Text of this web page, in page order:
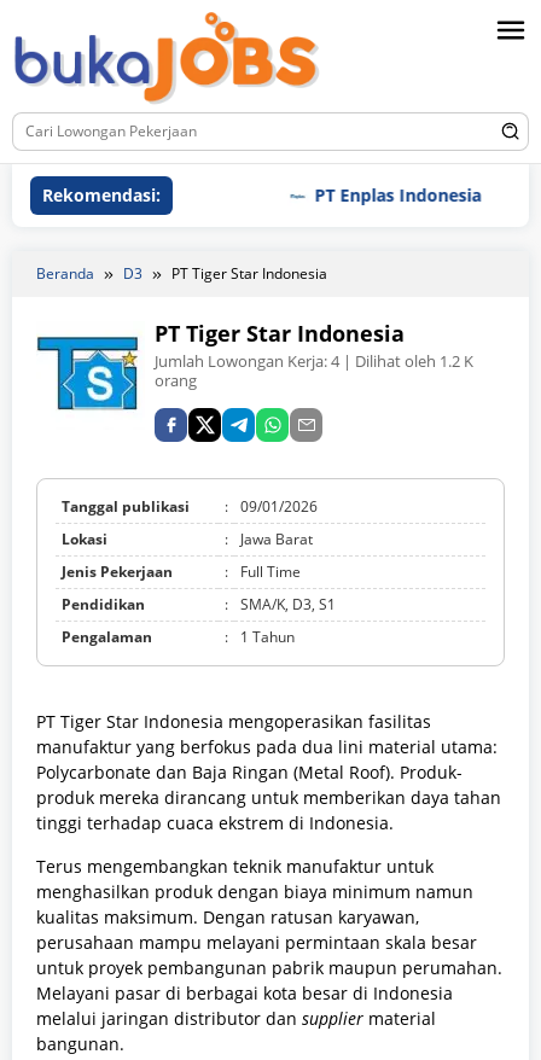
ke
konten
Rekomendasi: PT Enplas Indonesia
Beranda D3 PT Tiger Star Indonesia
PT Tiger Star Indonesia
Jumlah Lowongan Kerja:4| Dilihat oleh 1.2 K
orang
Tanggal publikasi : 09/01/2026
Lokasi
:
Jawa Barat
Jenis Pekerjaan
:
Full Time
Pendidikan
: SMA/K, D3, S1
Pengalaman
: 1 Tahun
PT Tiger Star Indonesia mengoperasikan fasilitas
manufaktur yang berfokus pada dua lini material utama:
Polycarbonate dan Baja Ringan (Metal Roof). Produk-
produk mereka dirancang untuk memberikan daya tahan
tinggi terhadap cuaca ekstrem di Indonesia.
Terus mengembangkan teknik manufaktur untuk
menghasilkan produk dengan biaya minimum namun
kualitas maksimum. Dengan ratusan karyawan,
perusahaan mampu melayani permintaan skala besar
untuk proyek pembangunan pabrik maupun perumahan.
Melayani pasar di berbagai kota besar di Indonesia
melalui jaringan distributor dan supplier material
bangunan.